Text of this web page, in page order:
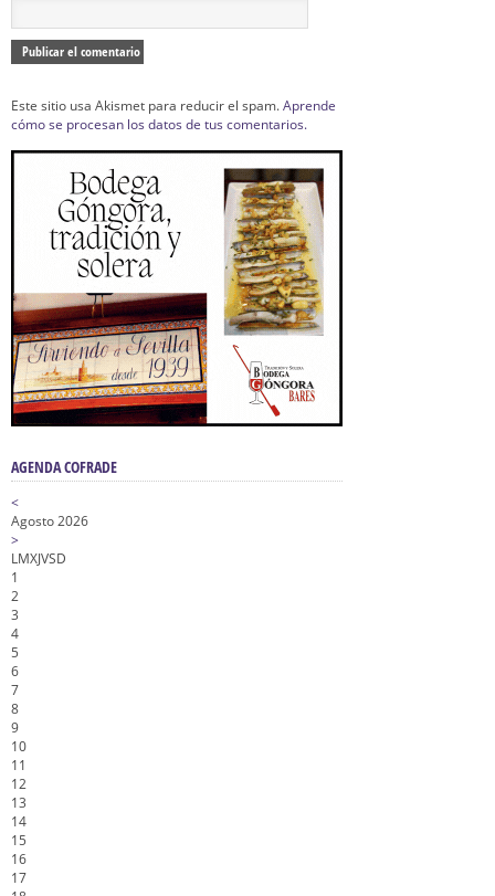
Este sitio usa Akismet para reducir el spam.Aprende
cómo se procesan los datos de tus comentarios.
AGENDA COFRADE
<
Agosto 2026
>
LMXJVSD
1
2
3
4
5
6
7
8
9
10
11
12
13
14
15
16
17